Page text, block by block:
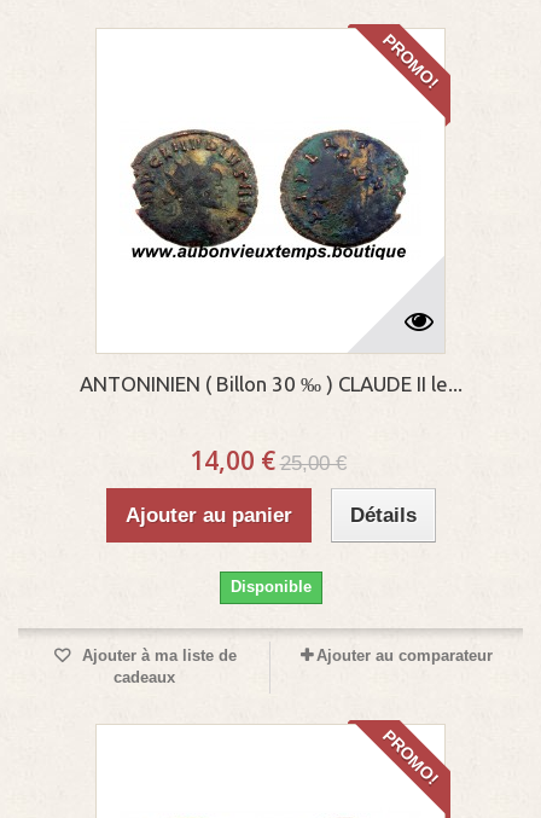
PROMO!
ANTONINIEN ( Billon 30 ‰ ) CLAUDE II le...
14,00 € 25,00 €
Ajouter au panier Détails
Disponible
Ajouter à ma liste de
cadeaux
Ajouter au comparateur
PROMO!